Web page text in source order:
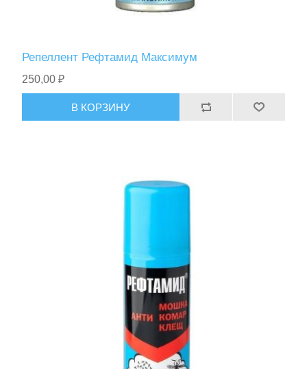
Репеллент Рефтамид Максимум
250,00 ₽
В КОРЗИНУ